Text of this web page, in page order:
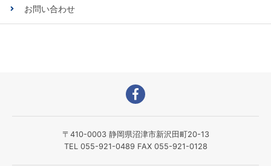
お問い合わせ
〒410-0003 静岡県沼津市新沢田町20-13
TEL 055-921-0489 FAX 055-921-0128